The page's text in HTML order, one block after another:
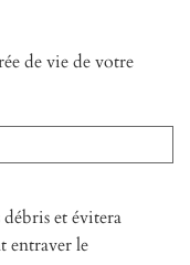
de vie de votre
débris et évitera
entraver le